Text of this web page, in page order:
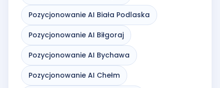
Pozycjonowanie AI Biała Podlaska
Pozycjonowanie AI Biłgoraj
Pozycjonowanie AI Bychawa
Pozycjonowanie AI Chełm